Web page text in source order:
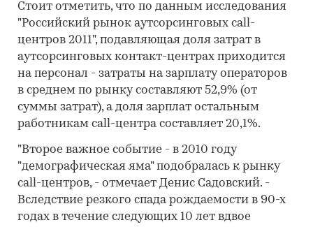
Стоит отметить, что по данным исследования
"Российский рынок аутсорсинговых call-
центров 2011", подавляющая доля затрат в
аутсорсинговых контакт-центрах приходится
на персонал - затраты на зарплату операторов
в среднем по рынку составляют 52,9% (от
суммы затрат), а доля зарплат остальным
работникам call-центра составляет 20,1%.
"Второе важное событие - в 2010 году
"демографическая яма" подобралась к рынку
call-центров, - отмечает Денис Садовский. -
Вследствие резкого спада рождаемости в 90-х
годах в течение следующих 10 лет вдвое